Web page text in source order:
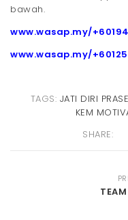
bawah.
www.wasap.my/
www.wasap.my/
TAGS: JATI DIRI
KEM
SHARE: